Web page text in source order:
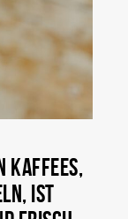
KAFFEES,
IST